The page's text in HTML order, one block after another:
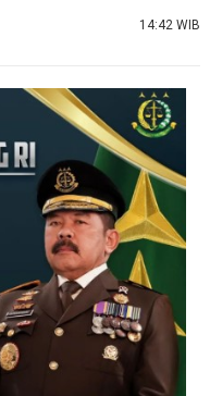
14:42 WIB